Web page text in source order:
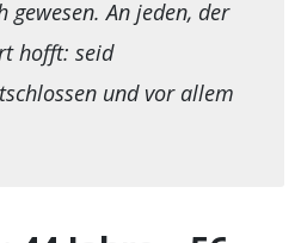
gewesen. An jeden, der
hofft: seid
und vor allem